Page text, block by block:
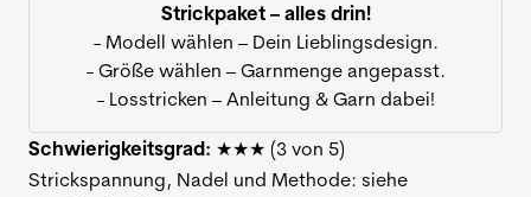
Strickpaket – alles drin!
- Modell wählen – Dein Lieblingsdesign.
- Größe wählen – Garnmenge angepasst.
- Losstricken – Anleitung & Garn dabei!
Schwierigkeitsgrad: ★★★ (3 von 5)
Strickspannung, Nadel und Methode: siehe